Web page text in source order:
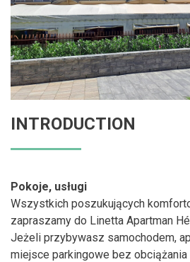
INTRODUCTION
Pokoje, usługi
Wszystkich poszukujących
zapraszamy do Linetta Apartman
Jeżeli przybywasz samochodem,
miejsce parkingowe bez